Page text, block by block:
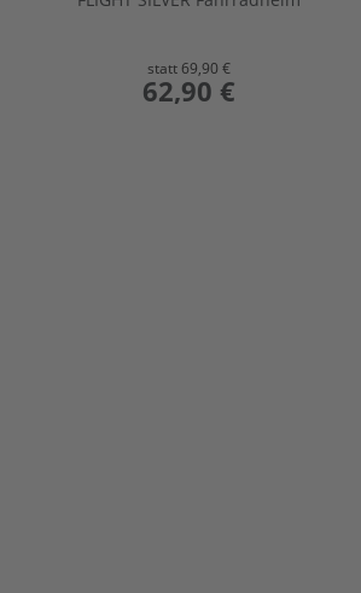
statt 69,90 €
preis
62,90 €